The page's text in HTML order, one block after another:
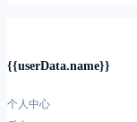
{{userData.name}}
个人中心